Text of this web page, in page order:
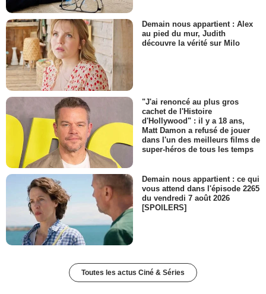
Demain nous appartient : Alex
au pied du mur, Judith
découvre la vérité sur Milo
"J'ai renoncé au plus gros
cachet de l'Histoire
d'Hollywood" : il y a 18 ans,
Matt Damon a refusé de jouer
dans l'un des meilleurs films de
super-héros de tous les temps
Demain nous appartient : ce qui
vous attend dans l'épisode 2265
du vendredi 7 août 2026
[SPOILERS]
Toutes les actus Ciné & Séries